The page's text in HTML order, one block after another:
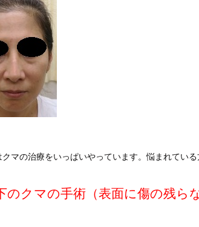
クマの治療をいっぱいやっています。悩まれてい
のクマの手術（表面に傷の残ら